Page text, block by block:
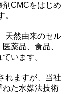
CMCをはじめ
天然由来のセル
薬品、食品、
います。
れますが、当社
ねた水媒法技術